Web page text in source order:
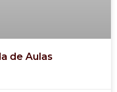
de Aulas